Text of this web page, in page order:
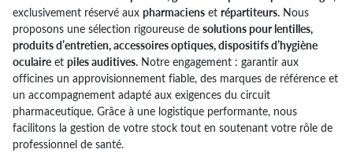
exclusivement réservé aux pharmaciens et répartiteurs. Nous
proposons une sélection rigoureuse de solutions pour lentilles,
produits d’entretien, accessoires optiques, dispositifs d’hygiène
oculaire et piles auditives. Notre engagement : garantir aux
officines un approvisionnement fiable, des marques de référence et
un accompagnement adapté aux exigences du circuit
pharmaceutique. Grâce à une logistique performante, nous
facilitons la gestion de votre stock tout en soutenant votre rôle de
professionnel de santé.